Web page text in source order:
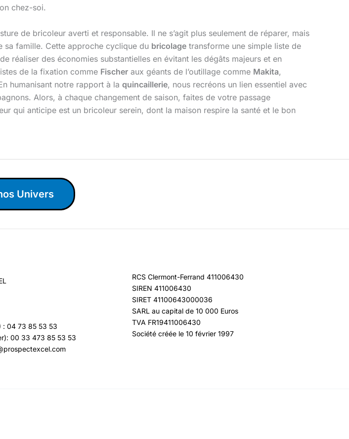
chez-soi.
de bricoleur averti et responsable. Il ne s’agit plus seulement de réparer, mais
sa famille. Cette approche cyclique du bricolage transforme une simple liste de
réaliser des économies substantielles en évitant les dégâts majeurs et en
de la fixation comme Fischer aux géants de l’outillage comme Makita,
humanisant notre rapport à la quincaillerie, nous recréons un lien essentiel avec
Alors, à chaque changement de saison, faites de votre passage
qui anticipe est un bricoleur serein, dont la maison respire la santé et le bon
Univers
: 04 73 85 53 53
00 33 473 85 53 53
RCS Clermont-Ferrand 411006430
SIREN 411006430
SIRET 41100643000036
SARL au capital de 10 000 Euros
TVA FR19411006430
Société créée le 10 février 1997